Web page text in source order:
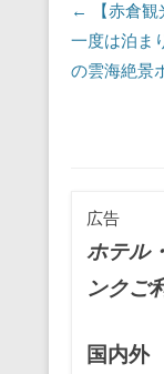
投稿ナビゲ
←
【赤倉観
一度は泊ま
の雲海絶景
広告
ホテル
ンクご
国内外